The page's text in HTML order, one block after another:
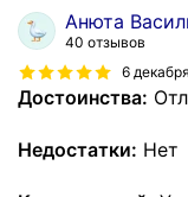
Анюта
40 отзывов
6
Достоинства:
Недостатки: Нет